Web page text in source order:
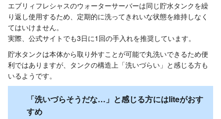
エブリィフレシャスのウォーターサーバーは同じ貯水タンクを繰
り返し使用するため、定期的に洗ってきれいな状態を維持しなく
てはいけません。
実際、公式サイトでも3日に1回の手入れを推奨しています。
貯水タンクは本体から取り外すことが可能で丸洗いできるため便
利ではありますが、タンクの構造上「洗いづらい」と感じる方も
いるようです。
「洗いづらそうだな…」と感じる方にはliteがおす
すめ